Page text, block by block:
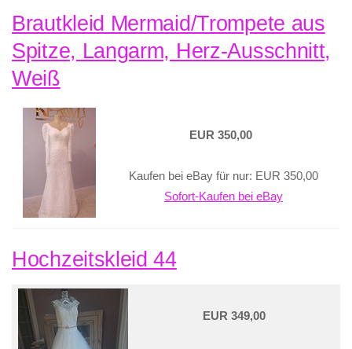
Brautkleid Mermaid/Trompete aus
Spitze, Langarm, Herz-Ausschnitt,
Weiß
EUR 350,00
Kaufen bei eBay für nur: EUR 350,00
Sofort-Kaufen bei eBay
Hochzeitskleid 44
EUR 349,00